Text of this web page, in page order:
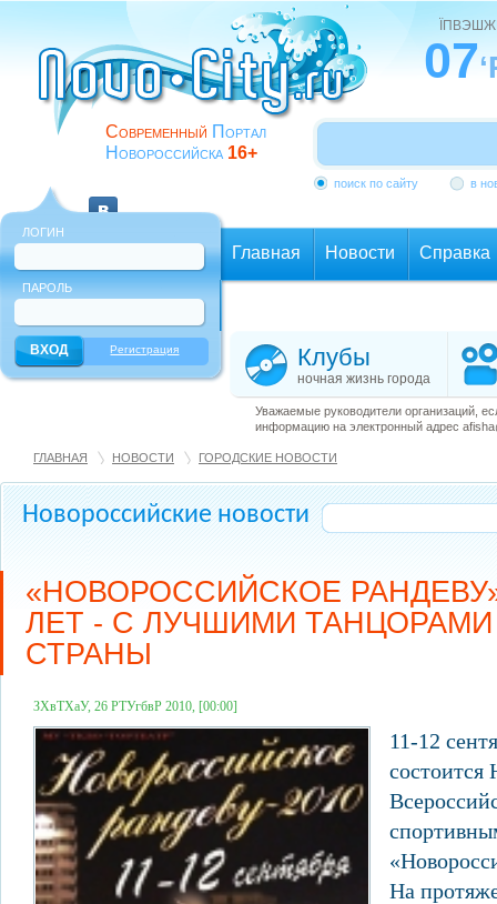
Современный Портал
Новороссийска 16+
07
поиск по сайту в
ЛОГИН
ПАРОЛЬ
Регистрация
Главная Новости Справка
Клубы
ночная жизнь города
Уважаемые руководители организаций,
информацию на электронный адрес
ГЛАВНАЯ НОВОСТИ ГОРОДСКИЕ НОВОСТИ
Новороссийские новости
«НОВОРОССИЙСКОЕ
ЛЕТ - С ЛУЧШИМИ ТАНЦОРАМИ
СТРАНЫ
ЗХвТХаУ, 26 РТУгбвР 2010, [00:00]
11-12
На